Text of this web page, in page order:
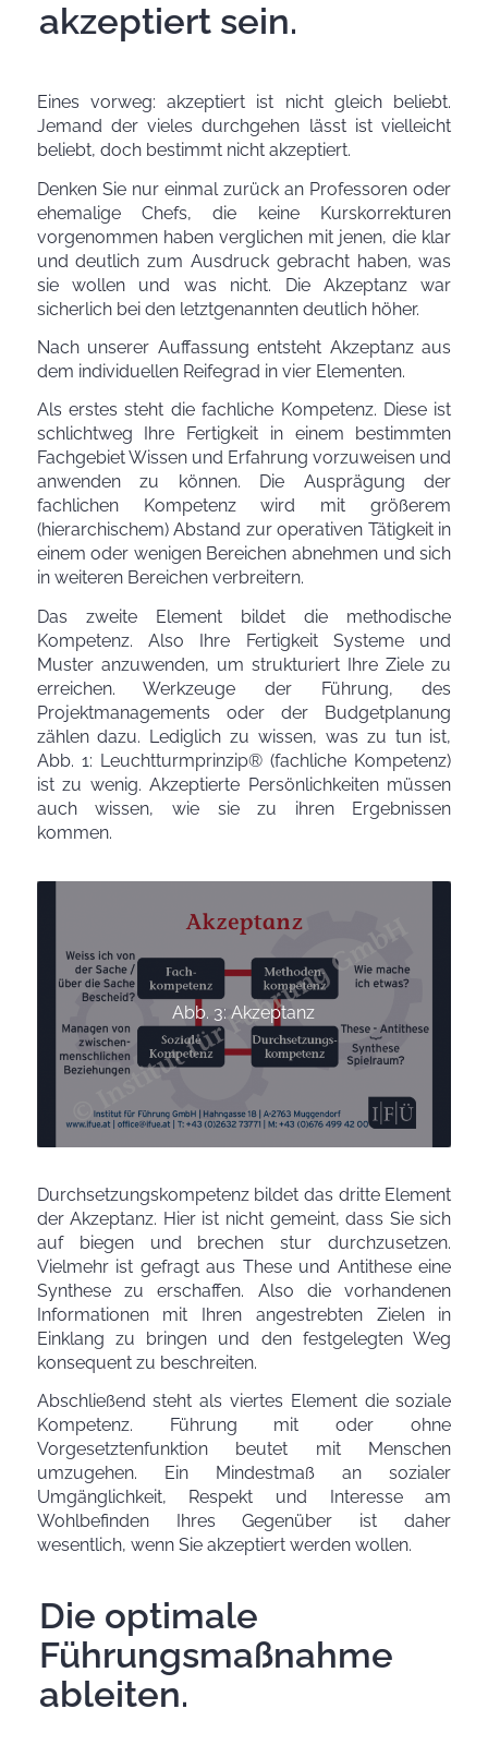
akzeptiert sein.
Eines vorweg: akzeptiert ist nicht gleich beliebt.
Jemand der vieles durchgehen lässt ist vielleicht
beliebt, doch bestimmt nicht akzeptiert.
Denken Sie nur einmal zurück an Professoren oder
ehemalige Chefs, die keine Kurskorrekturen
vorgenommen haben verglichen mit jenen, die klar
und deutlich zum Ausdruck gebracht haben, was
sie wollen und was nicht. Die Akzeptanz war
sicherlich bei den letztgenannten deutlich höher.
Nach unserer Auffassung entsteht Akzeptanz aus
dem individuellen Reifegrad in vier Elementen.
Als erstes steht die fachliche Kompetenz. Diese ist
schlichtweg Ihre Fertigkeit in einem bestimmten
Fachgebiet Wissen und Erfahrung vorzuweisen und
anwenden zu können. Die Ausprägung der
fachlichen Kompetenz wird mit größerem
(hierarchischem) Abstand zur operativen Tätigkeit in
einem oder wenigen Bereichen abnehmen und sich
in weiteren Bereichen verbreitern.
Das zweite Element bildet die methodische
Kompetenz. Also Ihre Fertigkeit Systeme und
Muster anzuwenden, um strukturiert Ihre Ziele zu
erreichen. Werkzeuge der Führung, des
Projektmanagements oder der Budgetplanung
zählen dazu. Lediglich zu wissen, was zu tun ist,
Abb. 1: Leuchtturmprinzip® (fachliche Kompetenz)
ist zu wenig. Akzeptierte Persönlichkeiten müssen
auch wissen, wie sie zu ihren Ergebnissen
kommen.
Abb. 3: Akzeptanz
Durchsetzungskompetenz bildet das dritte Element
der Akzeptanz. Hier ist nicht gemeint, dass Sie sich
auf biegen und brechen stur durchzusetzen.
Vielmehr ist gefragt aus These und Antithese eine
Synthese zu erschaffen. Also die vorhandenen
Informationen mit Ihren angestrebten Zielen in
Einklang zu bringen und den festgelegten Weg
konsequent zu beschreiten.
Abschließend steht als viertes Element die soziale
Kompetenz. Führung mit oder ohne
Vorgesetztenfunktion beutet mit Menschen
umzugehen. Ein Mindestmaß an sozialer
Umgänglichkeit, Respekt und Interesse am
Wohlbefinden Ihres Gegenüber ist daher
wesentlich, wenn Sie akzeptiert werden wollen.
Die optimale
Führungsmaßnahme
ableiten.